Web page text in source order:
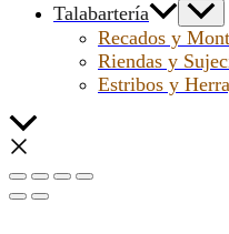
Talabartería
Recados y
Riendas y
Estribos y